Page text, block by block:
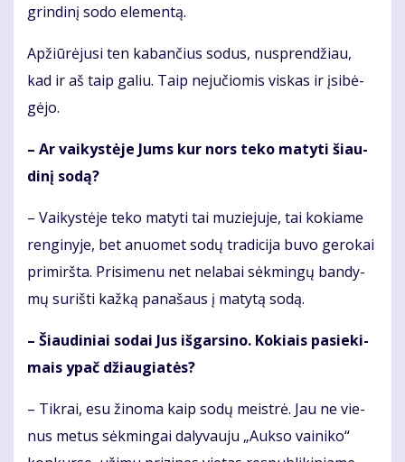
grin­di­nį so­do ele­men­tą.
Ap­žiū­rė­ju­si ten ka­ban­čius so­dus, nu­spren­džiau,
kad ir aš taip ga­liu. Taip ne­ju­čio­mis vis­kas ir įsi­bė­
gė­jo.
– Ar vai­kys­tė­je Jums kur nors te­ko ma­ty­ti šiau­
di­nį so­dą?
– Vai­kys­tė­je te­ko ma­ty­ti tai mu­zie­ju­je, tai ko­kia­me
ren­gi­ny­je, bet anuo­met so­dų tra­di­ci­ja bu­vo ge­ro­kai
pri­mirš­ta. Pri­si­me­nu net ne­la­bai sėk­min­gų ban­dy­
mų su­riš­ti kaž­ką pa­na­šaus į ma­ty­tą so­dą.
– Šiau­di­niai so­dai Jus iš­gar­si­no. Ko­kiais pa­sie­ki­
mais ypač džiau­gia­tės?
– Tik­rai, esu ži­no­ma kaip so­dų meist­rė. Jau ne vie­
nus me­tus sėk­min­gai da­ly­vau­ju „Auk­so vai­ni­ko“